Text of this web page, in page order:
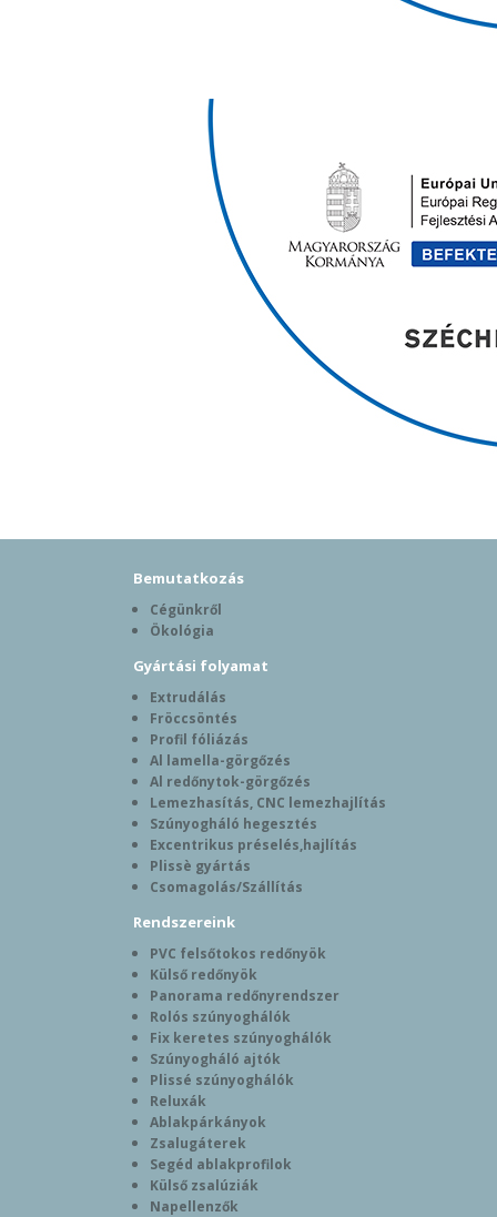
Bemutatkozás
Cégünkről
Ökológia
Gyártási folyamat
Extrudálás
Fröccsöntés
Profil fóliázás
Al lamella-görgőzés
Al redőnytok-görgőzés
Lemezhasítás, CNC lemezhajlítás
Szúnyogháló hegesztés
Excentrikus préselés,hajlítás
Plissè gyártás
Csomagolás/Szállítás
Rendszereink
PVC felsőtokos redőnyök
Külső redőnyök
Panorama redőnyrendszer
Rolós szúnyoghálók
Fix keretes szúnyoghálók
Szúnyogháló ajtók
Plissé szúnyoghálók
Reluxák
Ablakpárkányok
Zsalugáterek
Segéd ablakprofilok
Külső zsalúziák
Napellenzők